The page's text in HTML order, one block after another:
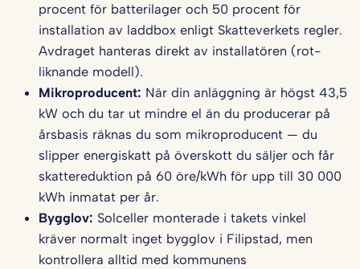
procent för batterilager och 50 procent för
installation av laddbox enligt Skatteverkets regler.
Avdraget hanteras direkt av installatören (rot-
liknande modell).
Mikroproducent: När din anläggning är högst 43,5
kW och du tar ut mindre el än du producerar på
årsbasis räknas du som mikroproducent — du
slipper energiskatt på överskott du säljer och får
skattereduktion på 60 öre/kWh för upp till 30 000
kWh inmatat per år.
Bygglov: Solceller monterade i takets vinkel
kräver normalt inget bygglov i Filipstad, men
kontrollera alltid med kommunens